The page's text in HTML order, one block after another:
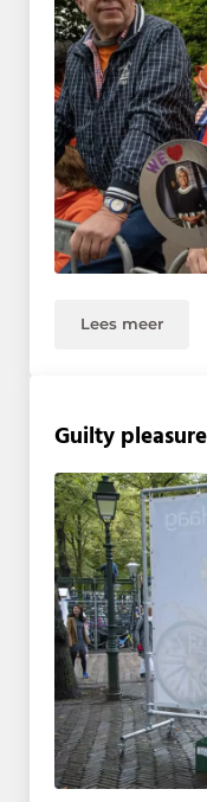
Lees meer
Terugblik
Guilty pleasure